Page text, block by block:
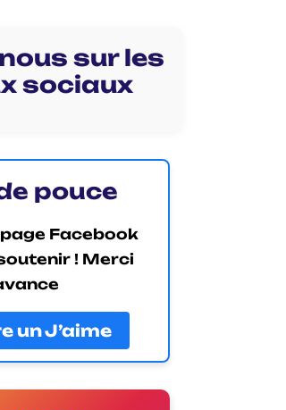
nous sur les
sociaux
pouce
Facebook
! Merci
un J’aime